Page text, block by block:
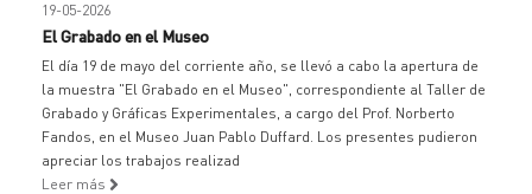
19-05-2026
El Grabado en el Museo
El día 19 de mayo del corriente año, se llevó a cabo la apertura de
la muestra "El Grabado en el Museo", correspondiente al Taller de
Grabado y Gráficas Experimentales, a cargo del Prof. Norberto
Fandos, en el Museo Juan Pablo Duffard. Los presentes pudieron
apreciar los trabajos realizad
Leer más